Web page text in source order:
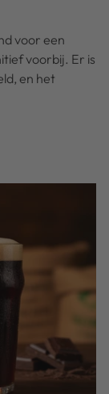
voor een
voorbij. Er is
en het